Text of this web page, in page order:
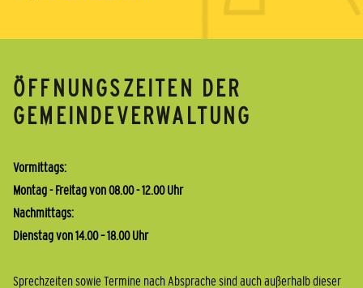
ÖFFNUNGSZEITEN DER
GEMEINDEVERWALTUNG
Vormittags:
Montag - Freitag von 08.00 - 12.00 Uhr
Nachmittags:
Dienstag von 14.00 – 18.00 Uhr
Sprechzeiten sowie Termine nach Absprache sind auch außerhalb dieser